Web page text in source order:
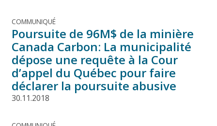
COMMUNIQUÉ
Poursuite de 96M$ de la minière
Canada Carbon: La municipalité
dépose une requête à la Cour
d’appel du Québec pour faire
déclarer la poursuite abusive
30.11.2018